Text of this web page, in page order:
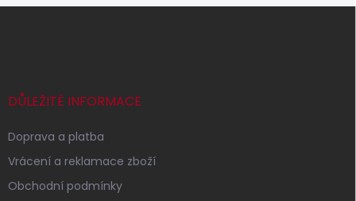
Z
DŮLEŽITÉ INFORMACE
Doprava a platba
Vrácení a reklamace zboží
Obchodní podmínky